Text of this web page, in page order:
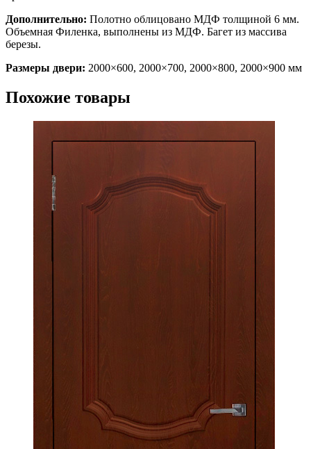
Дополнительно: Полотно облицовано МДФ толщиной 6 мм.
Объемная Филенка, выполнены из МДФ. Багет из массива
березы.
Размеры двери: 2000×600, 2000×700, 2000×800, 2000×900 мм
Похожие товары